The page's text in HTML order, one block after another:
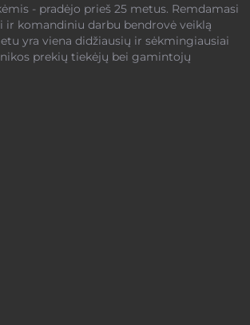
- pradėjo prieš 25 metus. Remdamasi
komandiniu darbu bendrovė veiklą
yra viena didžiausių ir sėkmingiausiai
prekių tiekėjų bei gamintojų